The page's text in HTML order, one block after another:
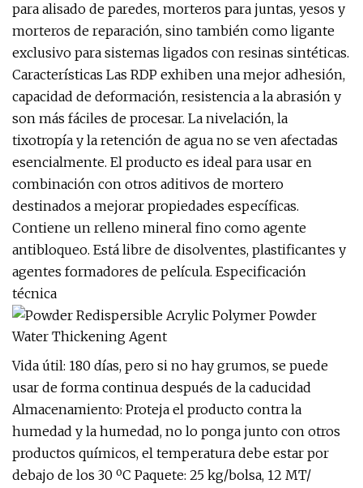
para alisado de paredes, morteros para juntas, yesos y
morteros de reparación, sino también como ligante
exclusivo para sistemas ligados con resinas sintéticas.
Características Las RDP exhiben una mejor adhesión,
capacidad de deformación, resistencia a la abrasión y
son más fáciles de procesar. La nivelación, la
tixotropía y la retención de agua no se ven afectadas
esencialmente. El producto es ideal para usar en
combinación con otros aditivos de mortero
destinados a mejorar propiedades específicas.
Contiene un relleno mineral fino como agente
antibloqueo. Está libre de disolventes, plastificantes y
agentes formadores de película. Especificación
técnica
Vida útil: 180 días, pero si no hay grumos, se puede
usar de forma continua después de la caducidad
Almacenamiento: Proteja el producto contra la
humedad y la humedad, no lo ponga junto con otros
productos químicos, el temperatura debe estar por
debajo de los 30 ºC Paquete: 25 kg/bolsa, 12 MT/